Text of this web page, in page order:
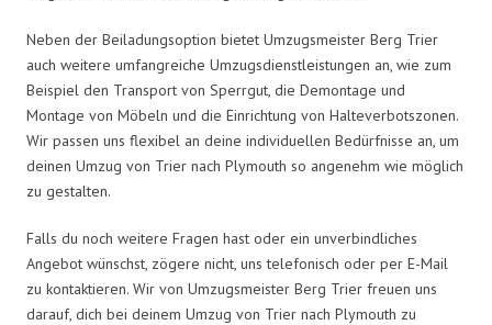
Neben der Beiladungsoption bietet Umzugsmeister Berg Trier
auch weitere umfangreiche Umzugsdienstleistungen an, wie zum
Beispiel den Transport von Sperrgut, die Demontage und
Montage von Möbeln und die Einrichtung von Halteverbotszonen.
Wir passen uns flexibel an deine individuellen Bedürfnisse an, um
deinen Umzug von Trier nach Plymouth so angenehm wie möglich
zu gestalten.
Falls du noch weitere Fragen hast oder ein unverbindliches
Angebot wünschst, zögere nicht, uns telefonisch oder per E-Mail
zu kontaktieren. Wir von Umzugsmeister Berg Trier freuen uns
darauf, dich bei deinem Umzug von Trier nach Plymouth zu